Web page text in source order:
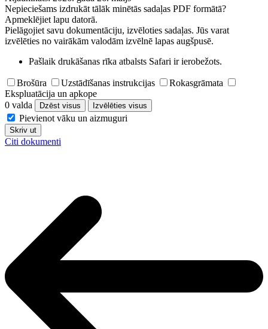
Nepieciešams izdrukāt tālāk minētās sadaļas PDF formātā?
Apmeklējiet lapu datorā.
Pielāgojiet savu dokumentāciju, izvēloties sadaļas. Jūs varat
izvēlēties no vairākām valodām izvēlnē lapas augšpusē.
Pašlaik drukāšanas rīka atbalsts Safari ir ierobežots.
Brošūra Uzstādīšanas instrukcijas
Rokasgrāmata
Ekspluatācija un apkope
0 valda
Dzēst visus Izvēlēties visus
Pievienot vāku un aizmuguri
Skriv ut
Citi dokumenti